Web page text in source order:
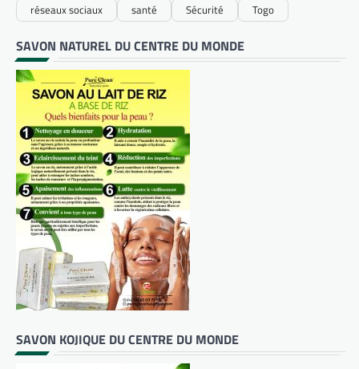
réseaux sociaux
santé Sécurité Togo
SAVON NATUREL DU CENTRE DU MONDE
SAVON KOJIQUE DU CENTRE DU MONDE